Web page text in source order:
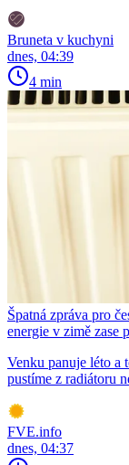
Bruneta v kuchyni
dnes, 04:39
4 min
Špatná zpráva pro
energie v zimě zase
Venku panuje léto a
pustíme z radiátoru
FVE.info
dnes, 04:37